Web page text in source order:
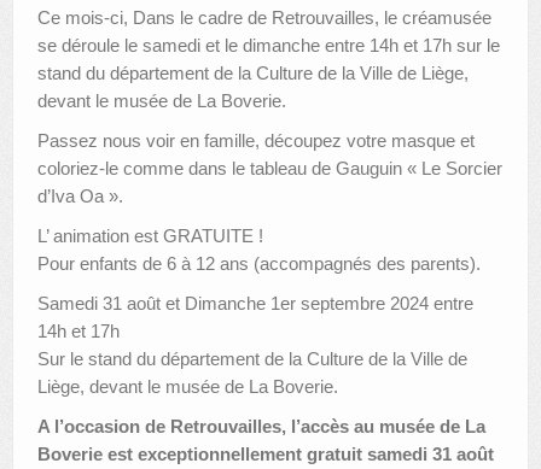
LE PORTAIL DES COLLECTIONS
Ce mois-ci, Dans le cadre de Retrouvailles, le créamusée
se déroule le samedi et le dimanche entre 14h et 17h sur le
stand du département de la Culture de la Ville de Liège,
devant le musée de La Boverie.
Passez nous voir en famille, découpez votre masque et
coloriez-le comme dans le tableau de Gauguin « Le Sorcier
d’Iva Oa ».
L’ animation est GRATUITE !
Pour enfants de 6 à 12 ans (accompagnés des parents).
Samedi 31 août et Dimanche 1er septembre 2024 entre
14h et 17h
Sur le stand du département de la Culture de la Ville de
Liège, devant le musée de La Boverie.
A l’occasion de Retrouvailles, l’accès au musée de La
Boverie est exceptionnellement gratuit samedi 31 août